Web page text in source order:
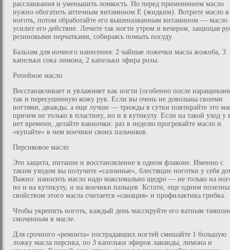
расслаивания и уменьшить ломкость. Но перед применением масло
нужно обогатить аптечным витамином Е (жидким). Вотрите масло в
ноготь, потом обработайте его вышеназванным витамином — масло
усилит его действие. Лечите так ногти утром и вечером, защищая
резиновыми перчатками, собираясь помыть посуду.
Бальзам для ночного нанесения: 2 чайные ложечки масла жожоба, 3
капельки сока лимона, 2 капельки эфира розы.
Репейное масло
Восстанавливает и увлажняет как ногти (особенно после
так и пересушенную кожу рук. Если вы очень не довольны своими
ногтями, дважды, а еще лучше — трижды в сутки повтирайте это
причем не только в пластину, но и в кутикулу. Если на такой уход у
нет времени, делайте ванночки: раз в неделю прогревайте масло и
«купайте» в нем кончики своих пальчиков.
Персиковое масло
Это защита, питание и восстановление в одном флаконе. Именно с
таким уходом вы получите «салонные», блестящие ноготки у себя
Важно: наносить масло надо максимально щедро — не только на
но и на кутикулу, и на кончики пальцев. Кстати, еще одним
свойством этого масла считается «санация» и профилактика грибка.
Чтобы укрепить ноготь, каждый день массируйте его ватным
смоченным в масле.
Для срочного «ремонта» пострадавших ногтей смешайте 1 большую
ложку масла персика, по 3 капельки эфиров лаванды, лимона и